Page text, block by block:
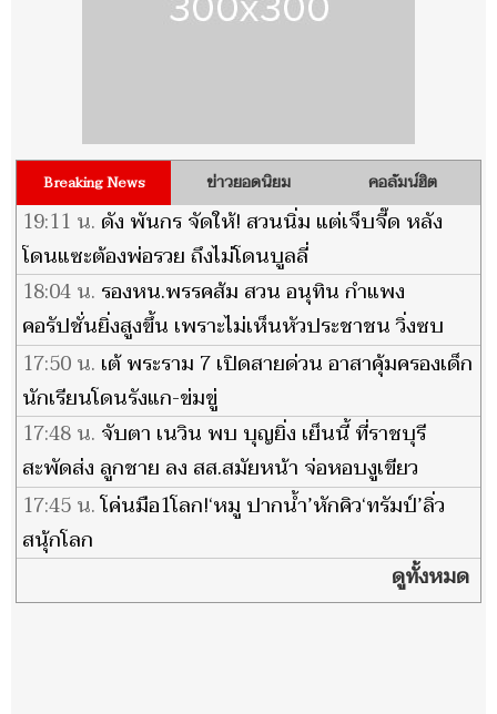
Breaking News ข่าวยอดนิยม คอลัมน์ฮิต
19:11 น. ดัง พันกร จัดให้! สวนนิ่ม แต่เจ็บจี๊ด หลัง
โดนแซะต้องพ่อรวย ถึงไม่โดนบูลลี่
18:04 น. รองหน.พรรคส้ม สวน อนุทิน กำแพง
คอรัปชั่นยิ่งสูงขึ้น เพราะไม่เห็นหัวประชาชน วิ่งซบ
'นาย' -ส่งลูกน้องแก้ต่าง
17:50 น. เต้ พระราม 7 เปิดสายด่วน อาสาคุ้มครองเด็ก
นักเรียนโดนรังแก-ข่มขู่
17:48 น. จับตา เนวิน พบ บุญยิ่ง เย็นนี้ ที่ราชบุรี
สะพัดส่ง ลูกชาย ลง สส.สมัยหน้า จ่อหอบงูเขียว
เปลี่ยนขั้ว
17:45 น.โค่นมือ1โลก!‘หมู ปากน้ำ’หักคิว‘ทรัมป์’ลิ่ว
สนุ้กโลก
ดูทั้งหมด